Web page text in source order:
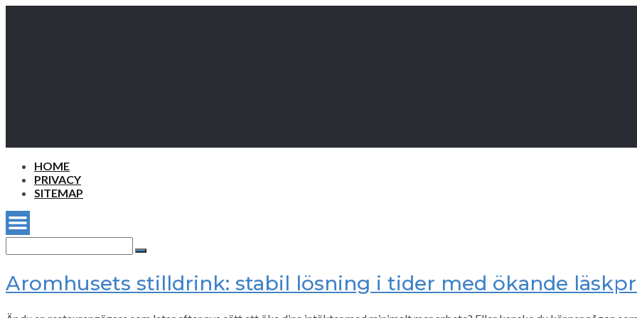
HOME
PRIVACY
SITEMAP
for:
Search
Aromhusets stilldrink: stabil lösning i tider med ökande